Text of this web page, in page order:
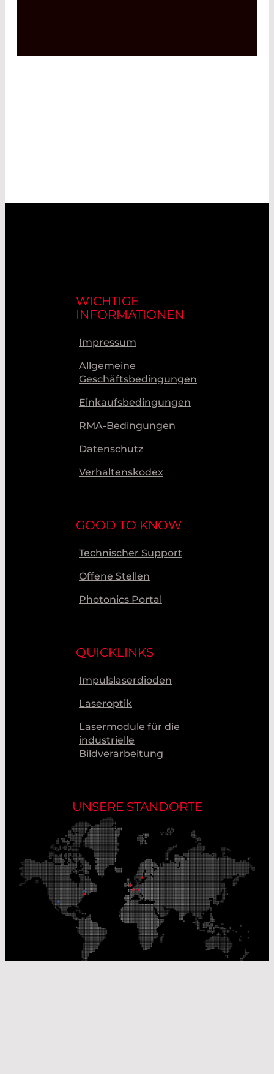
WICHTIGE
INFORMATIONEN
Impressum
Allgemeine
Geschäftsbedingungen
Einkaufsbedingungen
RMA-Bedingungen
Datenschutz
Verhaltenskodex
GOOD TO KNOW
Technischer Support
Offene Stellen
Photonics Portal
QUICKLINKS
Impulslaserdioden
Laseroptik
Lasermodule für die
industrielle
Bildverarbeitung
UNSERE STANDORTE